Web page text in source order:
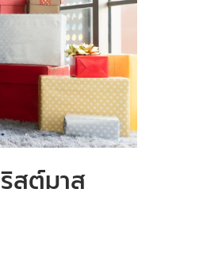
สต์มาส